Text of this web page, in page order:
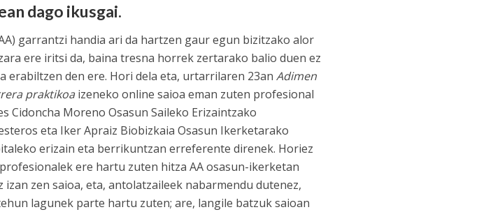
dago ikusgai.
garrantzi handia ari da hartzen gaur egun bizitzako alor
ere iritsi da, baina tresna horrek zertarako balio duen ez
erabiltzen den ere. Hori dela eta, urtarrilaren 23anAdimen
praktikoa izeneko online saioa eman zuten profesional
Cidoncha Moreno Osasun Saileko Erizaintzako
eta Iker Apraiz Biobizkaia Osasun Ikerketarako
erizain eta berrikuntzan erreferente direnek. Horiez
ere hartu zuten hitza AA osasun-ikerketan
zen saioa, eta, antolatzaileek nabarmendu dutenez,
lagunek parte hartu zuten; are, langile batzuk saioan